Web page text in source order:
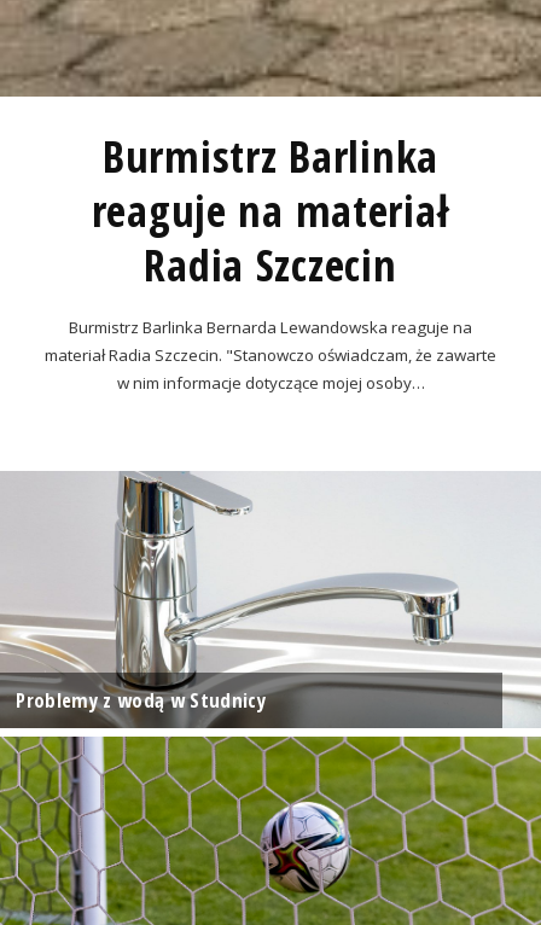
Burmistrz Barlinka
reaguje na materiał
Radia Szczecin
Burmistrz Barlinka Bernarda Lewandowska reaguje na
materiał Radia Szczecin. "Stanowczo oświadczam, że zawarte
w nim informacje dotyczące mojej osoby…
Problemy z wodą w Studnicy